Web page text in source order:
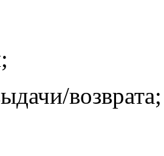
возврата;